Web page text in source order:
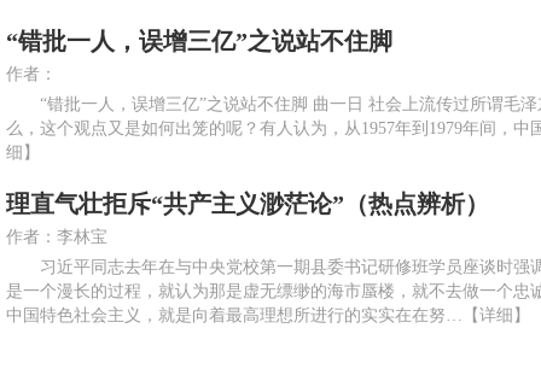
“错批一人，误增三亿”之说站不住脚
作者：
“错批一人，误增三亿”之说站不住脚 曲一日 社会上流传过所谓毛泽
么，这个观点又是如何出笼的呢？有人认为，从1957年到1979年间，
细】
理直气壮拒斥“共产主义渺茫论”（热点辨析）
作者：李林宝
习近平同志去年在与中央党校第一期县委书记研修班学员座谈时强
是一个漫长的过程，就认为那是虚无缥缈的海市蜃楼，就不去做一个忠
中国特色社会主义，就是向着最高理想所进行的实实在在努… 【详细】